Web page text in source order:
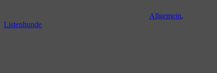
Allgemein,
Listenhunde